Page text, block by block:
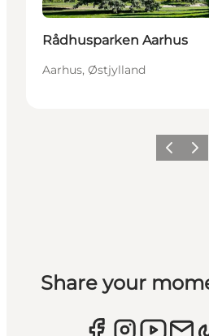
Rådhusparken Aarhus
Aarhus, Østjylland
Forrige
Share your